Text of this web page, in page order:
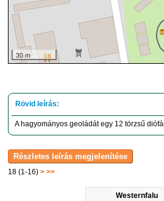
18 (1-16)> >>
Westernfalu
30 m
A hagyományos geoládát egy 12 törzsű